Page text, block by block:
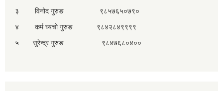
३ विनोद गुरुङ ९८५७६५०७९०
४ कर्म घ्यचो गुरुङ ९८४२८४९९९९
५ सुरेन्द्र गुरुङ ९८४७६८०४००